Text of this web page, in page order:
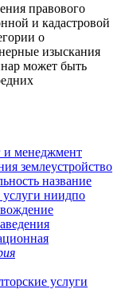
правового
и кадастровой
o
изыскания
может быть
и менеджмент
землеустройство
название
ниидпо
услуги